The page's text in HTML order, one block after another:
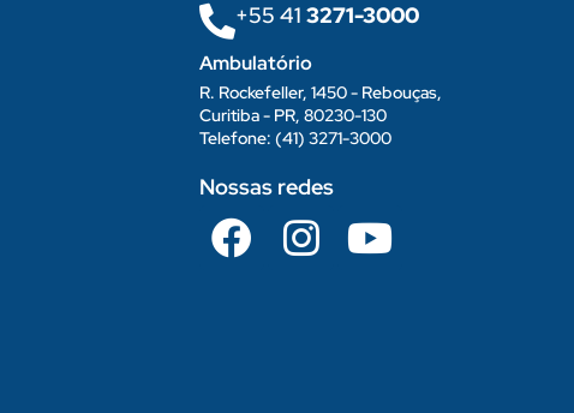
+55 41 3271-3000
Ambulatório
R. Rockefeller, 1450 - Rebouças,
Curitiba - PR, 80230-130
Telefone: (41) 3271-3000
Nossas redes